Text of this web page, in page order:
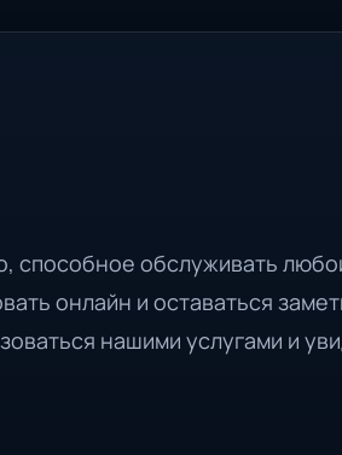
способное обслуживать
онлайн и оставаться
нашими услугами и